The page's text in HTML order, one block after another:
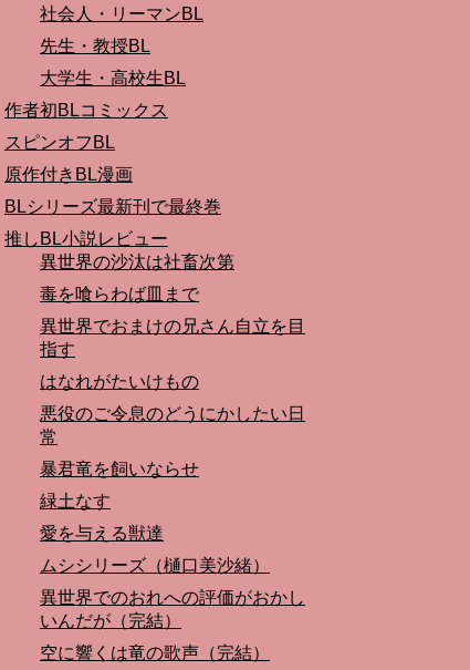
社会人・リーマンBL
先生・教授BL
大学生・高校生BL
作者初BLコミックス
スピンオフBL
原作付きBL漫画
BLシリーズ最新刊で最終巻
推しBL小説レビュー
異世界の沙汰は社畜次第
毒を喰らわば皿まで
異世界でおまけの兄さん自立を目
指す
はなれがたいけもの
悪役のご令息のどうにかしたい日
常
暴君竜を飼いならせ
緑土なす
愛を与える獣達
ムシシリーズ（樋口美沙緒）
異世界でのおれへの評価がおかし
いんだが（完結）
空に響くは竜の歌声（完結）